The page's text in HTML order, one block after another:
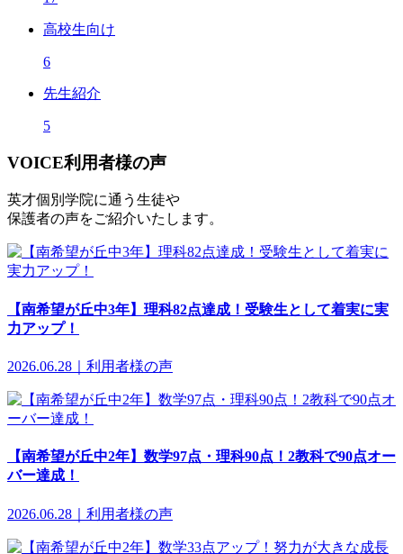
高校生向け
6
先生紹介
5
VOICE利用者様の声
英才個別学院に通う生徒や
保護者の声をご紹介いたします。
【南希望が丘中3年】理科82点達成！受験生として着実に実
力アップ！
2026.06.28｜利用者様の声
【南希望が丘中2年】数学97点・理科90点！2教科で90点オー
バー達成！
2026.06.28｜利用者様の声